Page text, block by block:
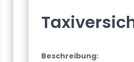
Beschreibung: